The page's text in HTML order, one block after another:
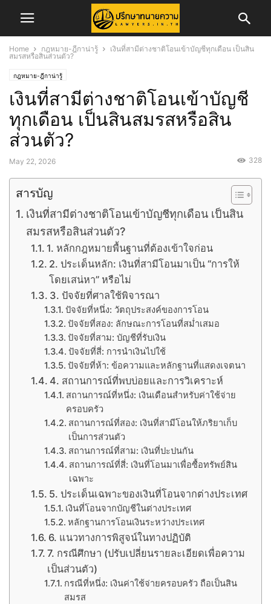
Home กฎหมาย-ฎีกาน่ารู้
เงินที่สามีต่างชาติโอนเข้าบัญชีทุกเดือน เป็นสิน
สมรสหรือสินส่วนตัว?
กฎหมาย-ฎีกาน่ารู้
เงินที่สามีต่างชาติโอนเข้าบัญชี
ทุกเดือน เป็นสินสมรสหรือสิน
ส่วนตัว?
May 22, 2026 328
สารบัญ
เงินที่สามีต่างชาติโอนเข้าบัญชีทุกเดือน เป็นสิน
สมรสหรือสินส่วนตัว?
1. หลักกฎหมายพื้นฐานที่ต้องเข้าใจก่อน
2. ประเด็นหลัก: เงินที่สามีโอนมาเป็น “การให้
โดยเสน่หา” หรือไม่
3. ปัจจัยที่ศาลใช้พิจารณา
ปัจจัยที่หนึ่ง: วัตถุประสงค์ของการโอน
ปัจจัยที่สอง: ลักษณะการโอนที่สม่ำเสมอ
ปัจจัยที่สาม: บัญชีที่รับเงิน
ปัจจัยที่สี่: การนำเงินไปใช้
ปัจจัยที่ห้า: ข้อความและหลักฐานที่แสดงเจตนา
4. สถานการณ์ที่พบบ่อยและการวิเคราะห์
สถานการณ์ที่หนึ่ง: เงินเดือนสำหรับค่าใช้จ่าย
ครอบครัว
สถานการณ์ที่สอง: เงินที่สามีโอนให้ภริยาเก็บ
เป็นการส่วนตัว
สถานการณ์ที่สาม: เงินที่ปะปนกัน
สถานการณ์ที่สี่: เงินที่โอนมาเพื่อซื้อทรัพย์สิน
เฉพาะ
5. ประเด็นเฉพาะของเงินที่โอนจากต่างประเทศ
เงินที่โอนจากบัญชีในต่างประเทศ
หลักฐานการโอนเงินระหว่างประเทศ
6. แนวทางการพิสูจน์ในทางปฏิบัติ
7. กรณีศึกษา (ปรับเปลี่ยนรายละเอียดเพื่อความ
เป็นส่วนตัว)
กรณีที่หนึ่ง: เงินค่าใช้จ่ายครอบครัว ถือเป็นสิน
สมรส